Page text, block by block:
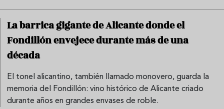
La barrica gigante de Alicante donde el
Fondillón envejece durante más de una
década
El tonel alicantino, también llamado monovero, guarda la
memoria del Fondillón: vino histórico de Alicante criado
durante años en grandes envases de roble.